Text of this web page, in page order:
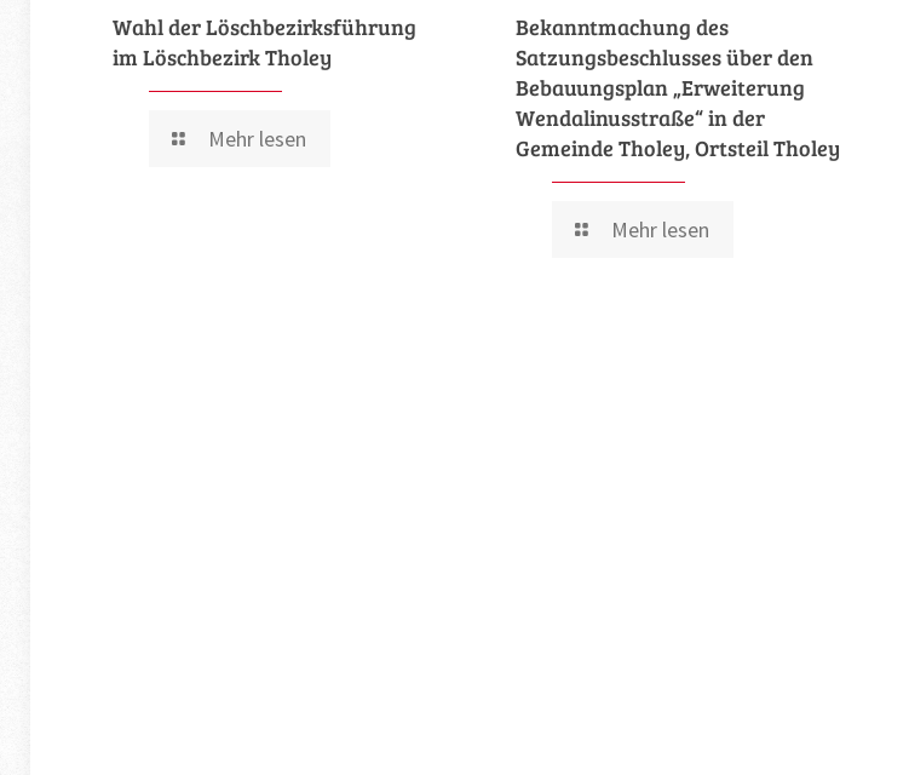
Wahl der Löschbezirksführung
im Löschbezirk Tholey
Mehr lesen
Bekanntmachung des
Satzungsbeschlusses über den
Bebauungsplan „Erweiterung
Wendalinusstraße“ in der
Gemeinde Tholey, Ortsteil Tholey
Mehr lesen